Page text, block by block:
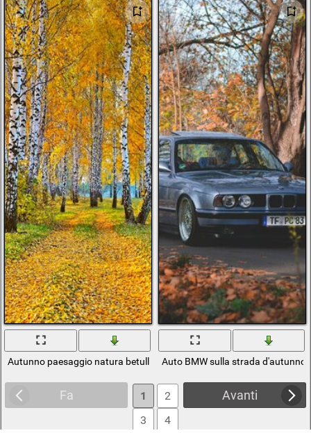
Autunno paesaggio natura betulla con foglie gialleAuto BMW sulla strada d'autunno
Fa Avanti
1
2
3
4